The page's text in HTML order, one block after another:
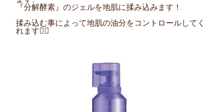
『分解酵素』のジェルを地肌に揉み込みます！
揉み込む事によって地肌の油分をコントロールしてく
れます🙆‍♀️